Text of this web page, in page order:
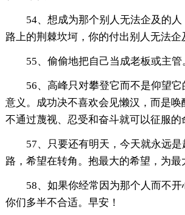
54、想成为那个别人无法企及的
路上的荆棘坎坷，你的付出别人无法企
55、偷偷地把自己当成老板或主管
56、高峰只对攀登它而不是仰望
意义。成功决不喜欢会见懒汉，而是唤
不通过蔑视、忍受和奋斗就可以征服的
57、只要还有明天，今天就永远
路，希望在转角。抱最大的希望，为最
58、如果你经常因为那个人而不
你们多半不合适。早安！